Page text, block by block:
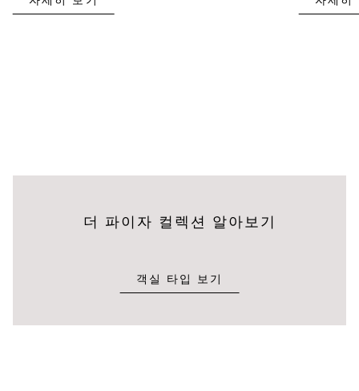
더 파이자 컬렉션 알아보기
객실 타입 보기